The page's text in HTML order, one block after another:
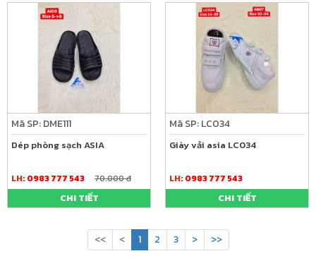
Mã SP: DME111
Dép phòng sạch ASIA
LH:0983 777 543 70.000 đ
CHI TIẾT
Mã SP: LC034
Giày vải asia LC034
LH:0983 777 543
CHI TIẾT
<< < 1 2 3 > >>